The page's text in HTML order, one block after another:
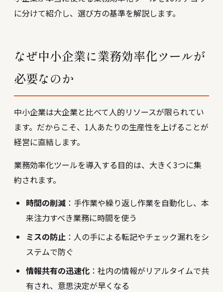
に分けて紹介し、選び方の基準を解説します。
なぜ中小企業に業務効率化ツールが
必要なのか
中小企業は大企業と比べて人的リソースが限られてい
ます。だからこそ、1人あたりの生産性を上げることが
経営に直結します。
業務効率化ツールを導入する目的は、大きく3つに集
約されます。
時間の削減 ：手作業や繰り返し作業を自動化し、本
来注力すべき業務に時間を使う
ミスの防止 ：人の手による転記やチェック漏れをシ
ステムで防ぐ
情報共有の迅速化 ：社内の情報がリアルタイムで共
有され、意思決定が早くなる